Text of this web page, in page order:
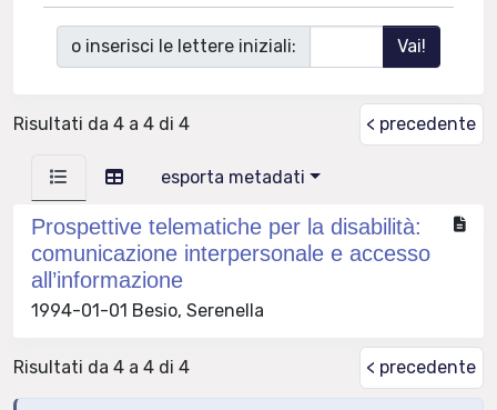
o inserisci le lettere iniziali:
Risultati da 4 a 4 di 4 < precedente
esporta metadati
Prospettive telematiche per la disabilità:
comunicazione interpersonale e accesso
all’informazione
1994-01-01 Besio, Serenella
Risultati da 4 a 4 di 4 < precedente